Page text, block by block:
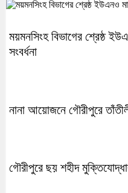
ময়মনসিংহ বিভাগের শ্রেষ্ঠ
সংবর্ধনা
নানা আয়োজনে গৌরীপুরে
গৌরীপুরে ছয় শহীদ